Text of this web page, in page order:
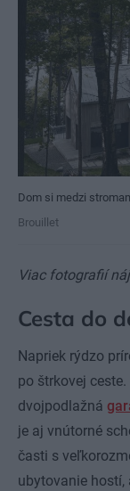
Dom si medzi
Brouillet
Viac fotografií
Cesta do
Napriek rýdzo
po štrkovej
dvojpodlažná
je aj vnútorné
časti s
ubytovanie hostí,